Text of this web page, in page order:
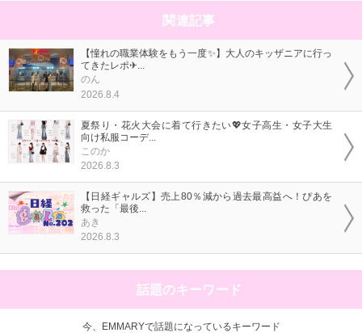
関連記事
【憧れの職業体験をもう一度✨】大人のキッザニアに行っ
てきたレポ✈...
のん
2026.8.4
夏祭り・花火大会に着て行きたい💖女子高生・女子大生
向け私服コーデ...
このか
2026.8.3
【日経ギャルズ】売上80％減から過去最高益へ！ぴあを
救った「最後...
あき
2026.8.3
話題のキーワード
今、EMMARYで話題になっているキーワード